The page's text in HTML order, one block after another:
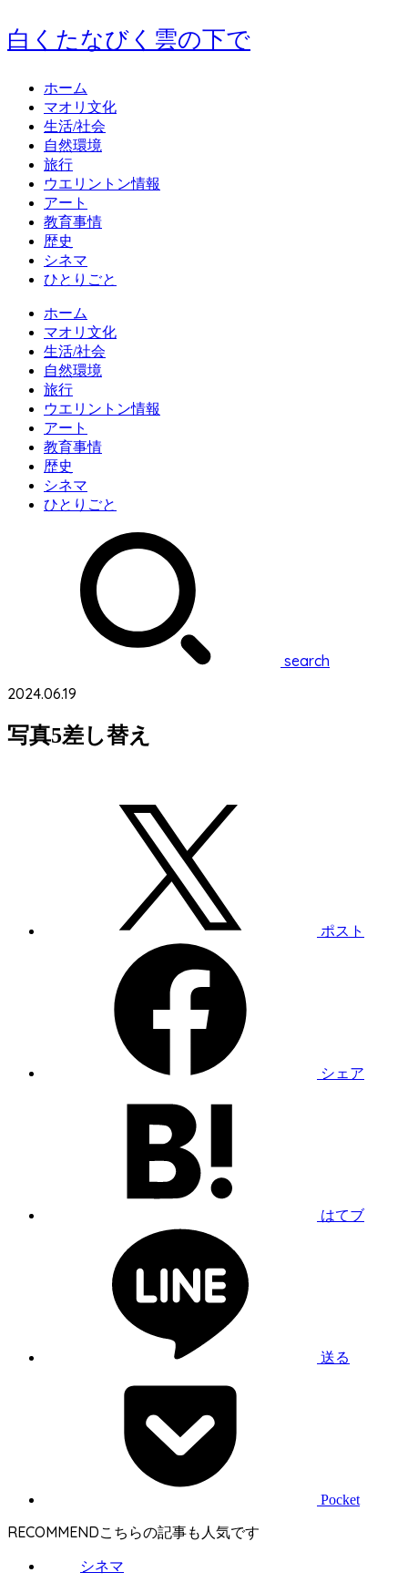
白くたなびく雲の下で
ホーム
マオリ文化
生活/社会
自然環境
旅行
ウエリントン情報
アート
教育事情
歴史
シネマ
ひとりごと
ホーム
マオリ文化
生活/社会
自然環境
旅行
ウエリントン情報
アート
教育事情
歴史
シネマ
ひとりごと
search
2024.06.19
写真5差し替え
ポスト
シェア
はてブ
送る
Pocket
RECOMMEND
シネマ